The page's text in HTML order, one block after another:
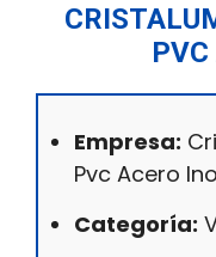
PVC
Empresa:
Pvc Acero
Categoría: